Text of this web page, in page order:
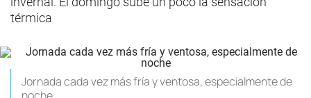
térmica
Jornada cada vez más fría y ventosa, especialmente de